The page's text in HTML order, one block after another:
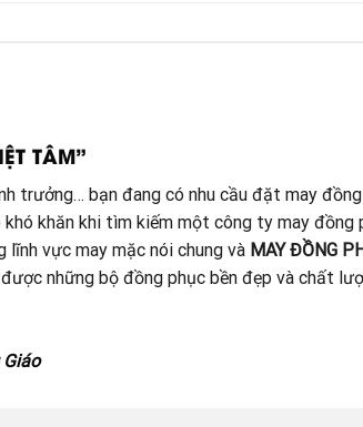
TÂM”
trưởng… bạn đang có nhu cầu đặt may
khó khăn khi tìm kiếm một công ty may
lĩnh vực may mặc nói chung và MAY ĐỒNG
những bộ đồng phục bền đẹp và chất